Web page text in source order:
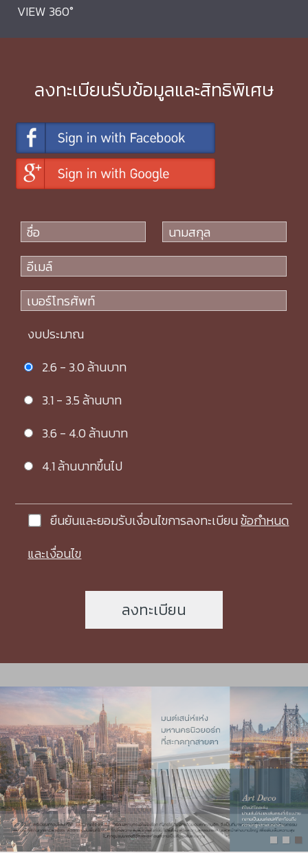
VIEW 360°
ลงทะเบียนรับข้อมูลและสิทธิพิเศษ
งบประมาณ
2.6 - 3.0 ล้านบาท
3.1 - 3.5 ล้านบาท
3.6 - 4.0 ล้านบาท
4.1 ล้านบาทขึ้นไป
ยืนยันและยอมรับเงื่อนไขการลงทะเบียนข้อกำหนด
และเงื่อนไข
ลงทะเบียน